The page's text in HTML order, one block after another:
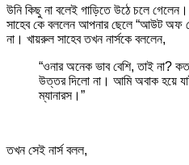
উনি কিছু না বলেই গাড়িতে উঠে চলে
সাহেব কে বললেন আপনার ছেলে “আউট অফ
না। খায়রুল সাহেব তখন নার্সকে বললেন,
“ওনার অনেক ভাব বেশি, তাই না?
উত্তর দিলো না। আমি অবাক হয়ে
ম্যানারস।”
তখন সেই নার্স বলল,